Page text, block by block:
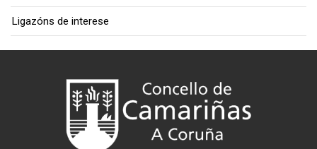
Ligazóns de interese